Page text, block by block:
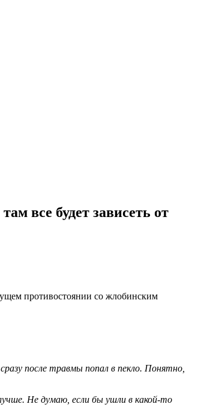
все будет зависеть от
противостоянии со жлобинским
после травмы попал в пекло. Понятно,
Не думаю, если бы ушли в какой-то